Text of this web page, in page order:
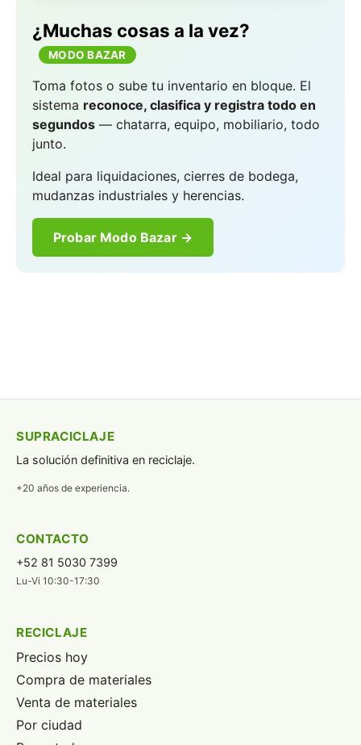
¿Muchas cosas a la vez?
MODO BAZAR
Toma fotos o sube tu inventario en bloque. El
sistema reconoce, clasifica y registra todo en
segundos — chatarra, equipo, mobiliario, todo
junto.
Ideal para liquidaciones, cierres de bodega,
mudanzas industriales y herencias.
Probar Modo Bazar →
SUPRACICLAJE
La solución definitiva en reciclaje.
+20 años de experiencia.
CONTACTO
+52 81 5030 7399
Lu-Vi 10:30-17:30
RECICLAJE
Precios hoy
Compra de materiales
Venta de materiales
Por ciudad